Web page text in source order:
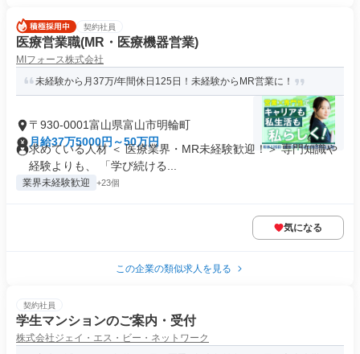
契約社員
医療営業職(MR・医療機器営業)
MIフォース株式会社
未経験から月37万/年間休日125日！未経験からMR営業に！
〒930-0001富山県富山市明輪町
月給37万5000円～50万円
求めている人材 ＜ 医療業界・MR未経験歓迎！＞ 専門知識や
経験よりも、 「学び続ける...
業界未経験歓迎 +23個
気になる
この企業の類似求人を見る
契約社員
学生マンションのご案内・受付
株式会社ジェイ・エス・ビー・ネットワーク